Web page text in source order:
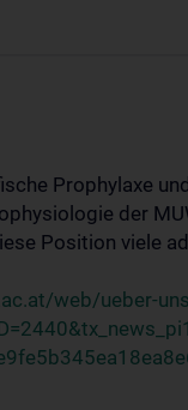
Prophylaxe
der
Position viele
web/ueber-